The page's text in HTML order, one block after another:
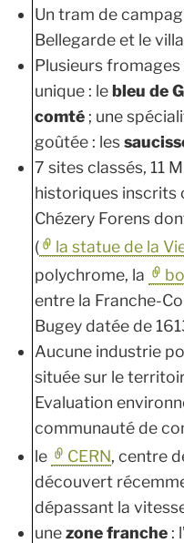
Un tram de
Bellegarde et le
Plusieurs
unique : lebleu de
comté ; une
goûtée : les
7 sites classés, 11
historiques inscrits
Chézery Forens
(
la statue de la
polychrome, la
entre la Franche-
Bugey datée de
Aucune industrie
située sur le
Evaluation
communauté de
le
CERN, centre
découvert
dépassant la
unezone franche :